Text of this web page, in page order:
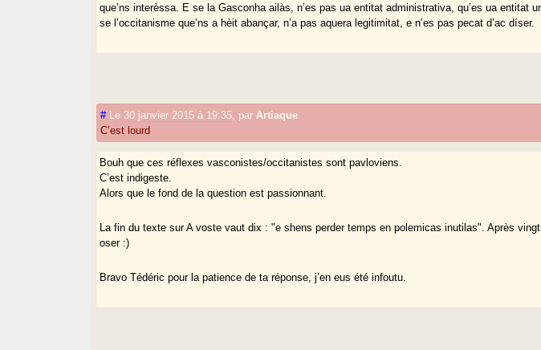
que’ns interèssa. E se la Gasconha ailàs, n’es pas ua entitat administrativa, qu’es ua entitat
se l’occitanisme que’ns a hèit abançar, n’a pas aquera legitimitat, e n’es pas pecat d’ac díser.
# Le 30 janvier 2015 à 19:35 par Artiaque
C’est lourd
Bouh que ces réflexes vasconistes/occitanistes sont pavloviens.
C’est indigeste.
Alors que le fond de la question est passionnant.
La fin du texte sur A voste vaut dix : "e shens perder temps en polemicas inutilas". Après
oser :)
Bravo Tédéric pour la patience de ta réponse, j’en eus été infoutu.